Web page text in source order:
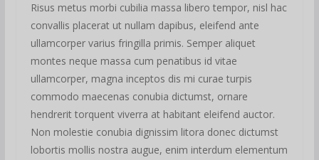
Risus metus morbi cubilia massa libero tempor, nisl hac
convallis placerat ut nullam dapibus, eleifend ante
ullamcorper varius fringilla primis. Semper aliquet
montes neque massa cum penatibus id vitae
ullamcorper, magna inceptos dis mi curae turpis
commodo maecenas conubia dictumst, ornare
hendrerit torquent viverra at habitant eleifend auctor.
Non molestie conubia dignissim litora donec dictumst
lobortis mollis nostra augue, enim interdum elementum